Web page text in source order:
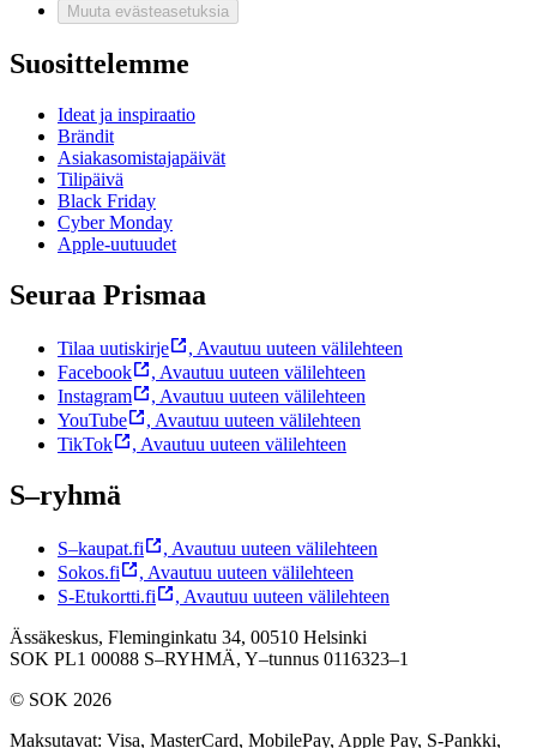
Muuta evästeasetuksia
Suosittelemme
Ideat ja inspiraatio
Brändit
Asiakasomistajapäivät
Tilipäivä
Black Friday
Cyber Monday
Apple-uutuudet
Seuraa Prismaa
Tilaa uutiskirje , Avautuu uuteen välilehteen
Facebook
, Avautuu uuteen välilehteen
Instagram
, Avautuu uuteen välilehteen
YouTube
, Avautuu uuteen välilehteen
TikTok
, Avautuu uuteen välilehteen
S–ryhmä
S–kaupat.fi , Avautuu uuteen välilehteen
Sokos.fi
, Avautuu uuteen välilehteen
S-Etukortti.fi
, Avautuu uuteen välilehteen
Ässäkeskus, Fleminginkatu 34, 00510 Helsinki
SOK PL1 00088 S–RYHMÄ, Y–tunnus 0116323–1
© SOK 2026
Maksutavat: Visa, MasterCard, MobilePay, Apple Pay, S-Pankki,